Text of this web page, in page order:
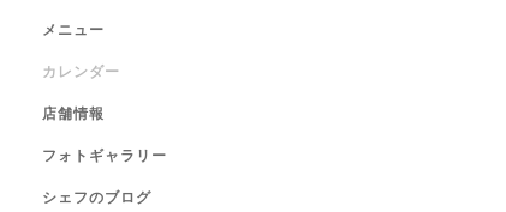
メニュー
カレンダー
店舗情報
フォトギャラリー
シェフのブログ